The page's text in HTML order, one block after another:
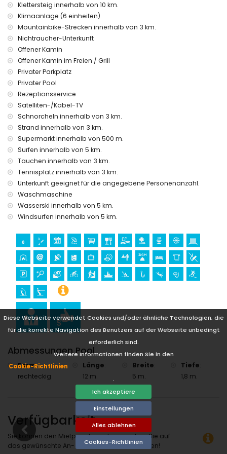
Diese Webseite verwendet Cookies und/oder ähnliche Technologien, die
für die korrekte Navigation des Benutzers auf der Webseite unbedingt
erforderlich sind.
Weitere Informationen finden Sie in den
Cookie-Richtlinien
.
Ich akzeptiere
Einstellungen
Alles ablehnen
Cookies-Richtlinien
Villa inbegriffen sind
Internet (WiFi)
Bettwäsche und Handtücher
Empfangsdienst und 24-Stunden-Notdienst
Heizung und Klimaanlage
Einrichtungen und Dienstleistungen gegen Aufpreis
Zusatzbett und Kinderbett (auf Anfrage)
Unterhaltungs- und Freizeitaktivitäten für Ihren Urlaub in
Jávea, Costa Blanca
Diskothek, Bar und Promenade (Arenal Jávea) (innerhalb
von 5 Kilometern vom Haus)
Sehenswürdigkeiten und Kultur in Jávea, Costa Blanca
Museum (Histórico de Jávea), Ruine (Molinos de Viento,
Jávea) und architektonisches Gebäude (Histórico de
Jávea) (innerhalb von 5 Kilometern von der Unterkunft)
Kirche (Virgen de Loreto, Puerto, Jávea), Denkmal (Pueblo de
(innerhalb von 10 Kilometern von der Unterkunft)
Kilometern von der Unterkunft)
Sport
Tennis, Mountainbiking, Radfahren, Kanufahren, Kajakfahren,
Angeln, Tauchen, Schnorcheln, Surfen, Windsurfen und
Wasserski (innerhalb von 5 Kilometern von der Villa)
Golf (Club de Golf Jávea), Reiten, Wandern und Klettern
(innerhalb von 10 Kilometern von der Villa)
Klettersteig innerhalb von 10 km.
Klimaanlage (6 einheiten)
Mountainbike-Strecken innerhalb von 3 km.
Nichtraucher-Unterkunft
Offener Kamin
Offener Kamin im Freien / Grill
Privater Parkplatz
Privater Pool
Rezeptionsservice
Satelliten-/Kabel-TV
Schnorcheln innerhalb von 3 km.
Strand innerhalb von 3 km.
Supermarkt innerhalb von 500 m.
Surfen innerhalb von 5 km.
Tauchen innerhalb von 3 km.
Tennisplatz innerhalb von 3 km.
Unterkunft geeignet für die angegebene Personenanzahl.
Waschmaschine
Wasserski innerhalb von 5 km.
Windsurfen innerhalb von 5 km.
Abmessungen Pool
Form:
rechteckig
Länge:
12 m.
Breite:
5 m.
Tiefe:
1,8 m.
Verfügbarkeit
Sie können den Mietpreis berechnen, indem Sie auf
das gewünschte An- und Abreisedatum klicken!